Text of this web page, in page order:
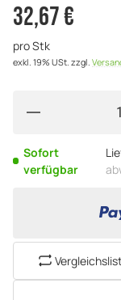
32,67 €
pro Stk
exkl. 19% USt. zzgl.
Sofort
verfügbar